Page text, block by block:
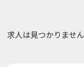
求人は見つかりません